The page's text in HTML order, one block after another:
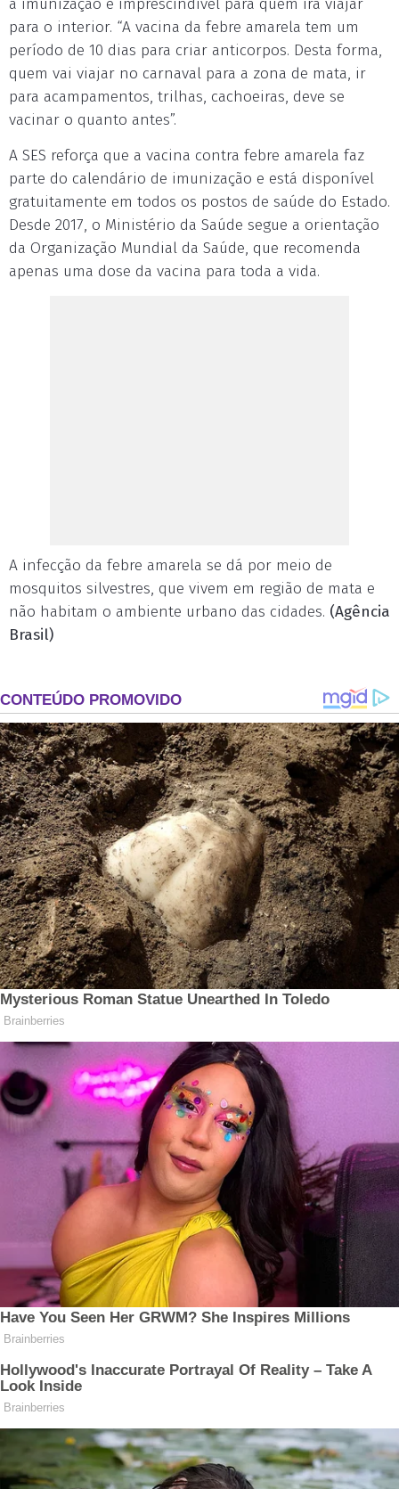
a imunização é imprescindível para quem irá viajar
para o interior. “A vacina da febre amarela tem um
período de 10 dias para criar anticorpos. Desta forma,
quem vai viajar no carnaval para a zona de mata, ir
para acampamentos, trilhas, cachoeiras, deve se
vacinar o quanto antes”.
A SES reforça que a vacina contra febre amarela faz
parte do calendário de imunização e está disponível
gratuitamente em todos os postos de saúde do Estado.
Desde 2017, o Ministério da Saúde segue a orientação
da Organização Mundial da Saúde, que recomenda
apenas uma dose da vacina para toda a vida.
A infecção da febre amarela se dá por meio de
mosquitos silvestres, que vivem em região de mata e
não habitam o ambiente urbano das cidades. (Agência
Brasil)